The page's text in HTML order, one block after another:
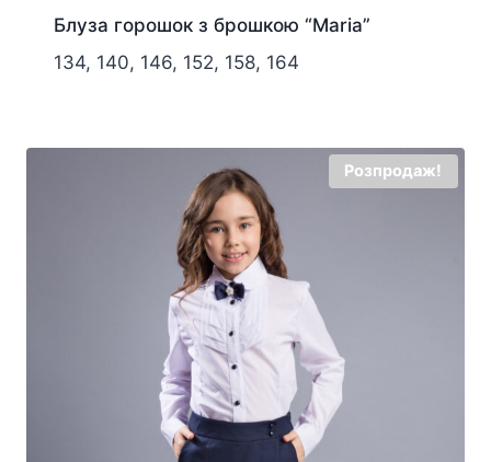
Блуза горошок з брошкою “Maria”
134, 140, 146, 152, 158, 164
Розпродаж!